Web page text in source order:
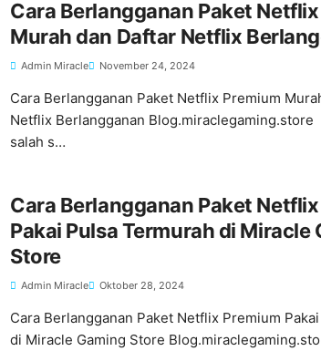
Cara Berlangganan Paket
Murah dan Daftar Netflix
Admin Miracle November 24, 2024
Cara Berlangganan Paket Netflix Premium
Netflix Berlangganan
salah s…
Cara Berlangganan Paket
Pakai Pulsa Termurah di Miracle
Store
Admin Miracle Oktober 28, 2024
Cara Berlangganan Paket Netflix Premium
di Miracle Gaming Store